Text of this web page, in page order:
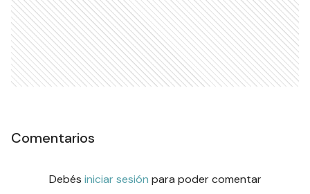
Comentarios
Debés iniciar sesión para poder comentar